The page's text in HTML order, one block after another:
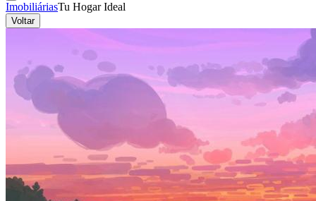
ImobiliáriasTu Hogar Ideal
Voltar